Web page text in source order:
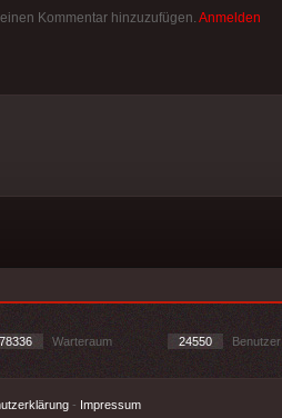
Kommentar hinzuzufügen. Anmelden
Warteraum 24550 Benutzer
- Impressum